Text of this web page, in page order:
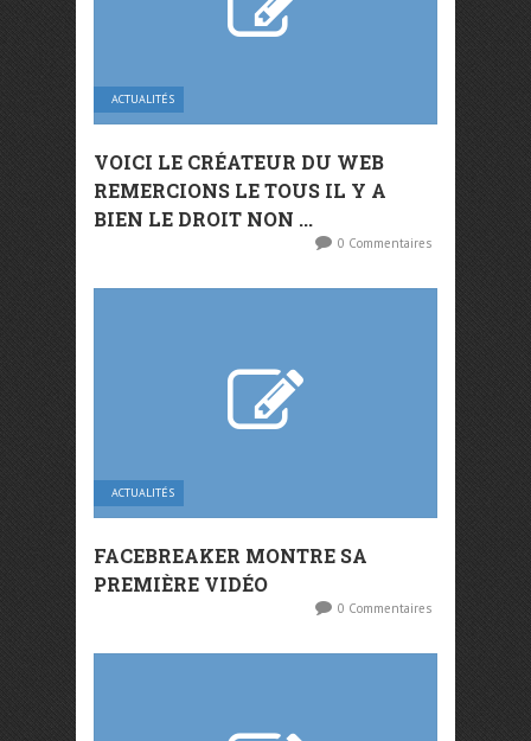
ACTUALITÉS
VOICI LE CRÉATEUR DU WEB
REMERCIONS LE TOUS IL Y A
BIEN LE DROIT NON ...
0 Commentaires
ACTUALITÉS
FACEBREAKER MONTRE SA
PREMIÈRE VIDÉO
0 Commentaires